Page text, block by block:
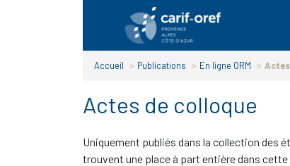
Accueil > Publications > En ligne ORM >
Actes de colloque
Uniquement publiés dans la collection des
trouvent une place à part entière dans
Panneau de gestion des cookies